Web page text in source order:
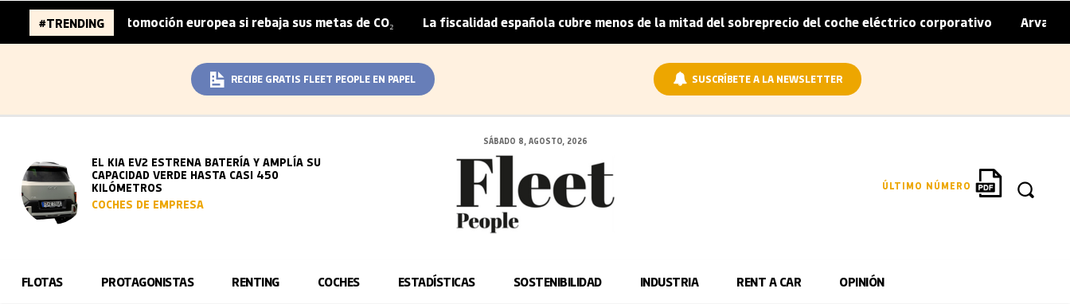
#TRENDING
de la automoción europea si rebaja sus metas de CO₂ | La fiscalidad española cubre menos de la mitad del sobreprecio del coche eléctrico corporativo | Arval convierte
RECIBE GRATIS FLEET PEOPLE EN PAPEL SUSCRÍBETE A LA NEWSLETTER
EL KIA EV2 ESTRENA BATERÍA Y AMPLÍA SU
CAPACIDAD VERDE HASTA CASI 450
KILÓMETROS
COCHES DE EMPRESA
SÁBADO 8, AGOSTO, 2026
ÚLTIMO NÚMERO
FLOTAS PROTAGONISTAS RENTING COCHES ESTADÍSTICAS SOSTENIBILIDAD INDUSTRIA RENT A CAR OPINIÓN